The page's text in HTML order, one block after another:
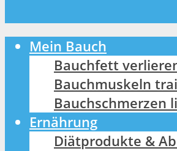
Mein Bauch
Bauchfett
Bauchmuskeln
Bauchschmerzen
Ernährung
Diätprodukte &